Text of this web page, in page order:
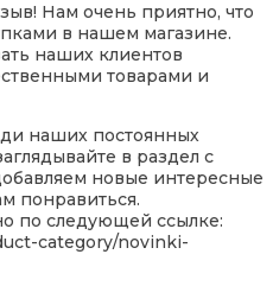
Нам очень приятно, что
в нашем магазине.
наших клиентов
товарами и
наших постоянных
в раздел с
новые интересные
понравиться.
по следующей ссылке:
category/novinki-